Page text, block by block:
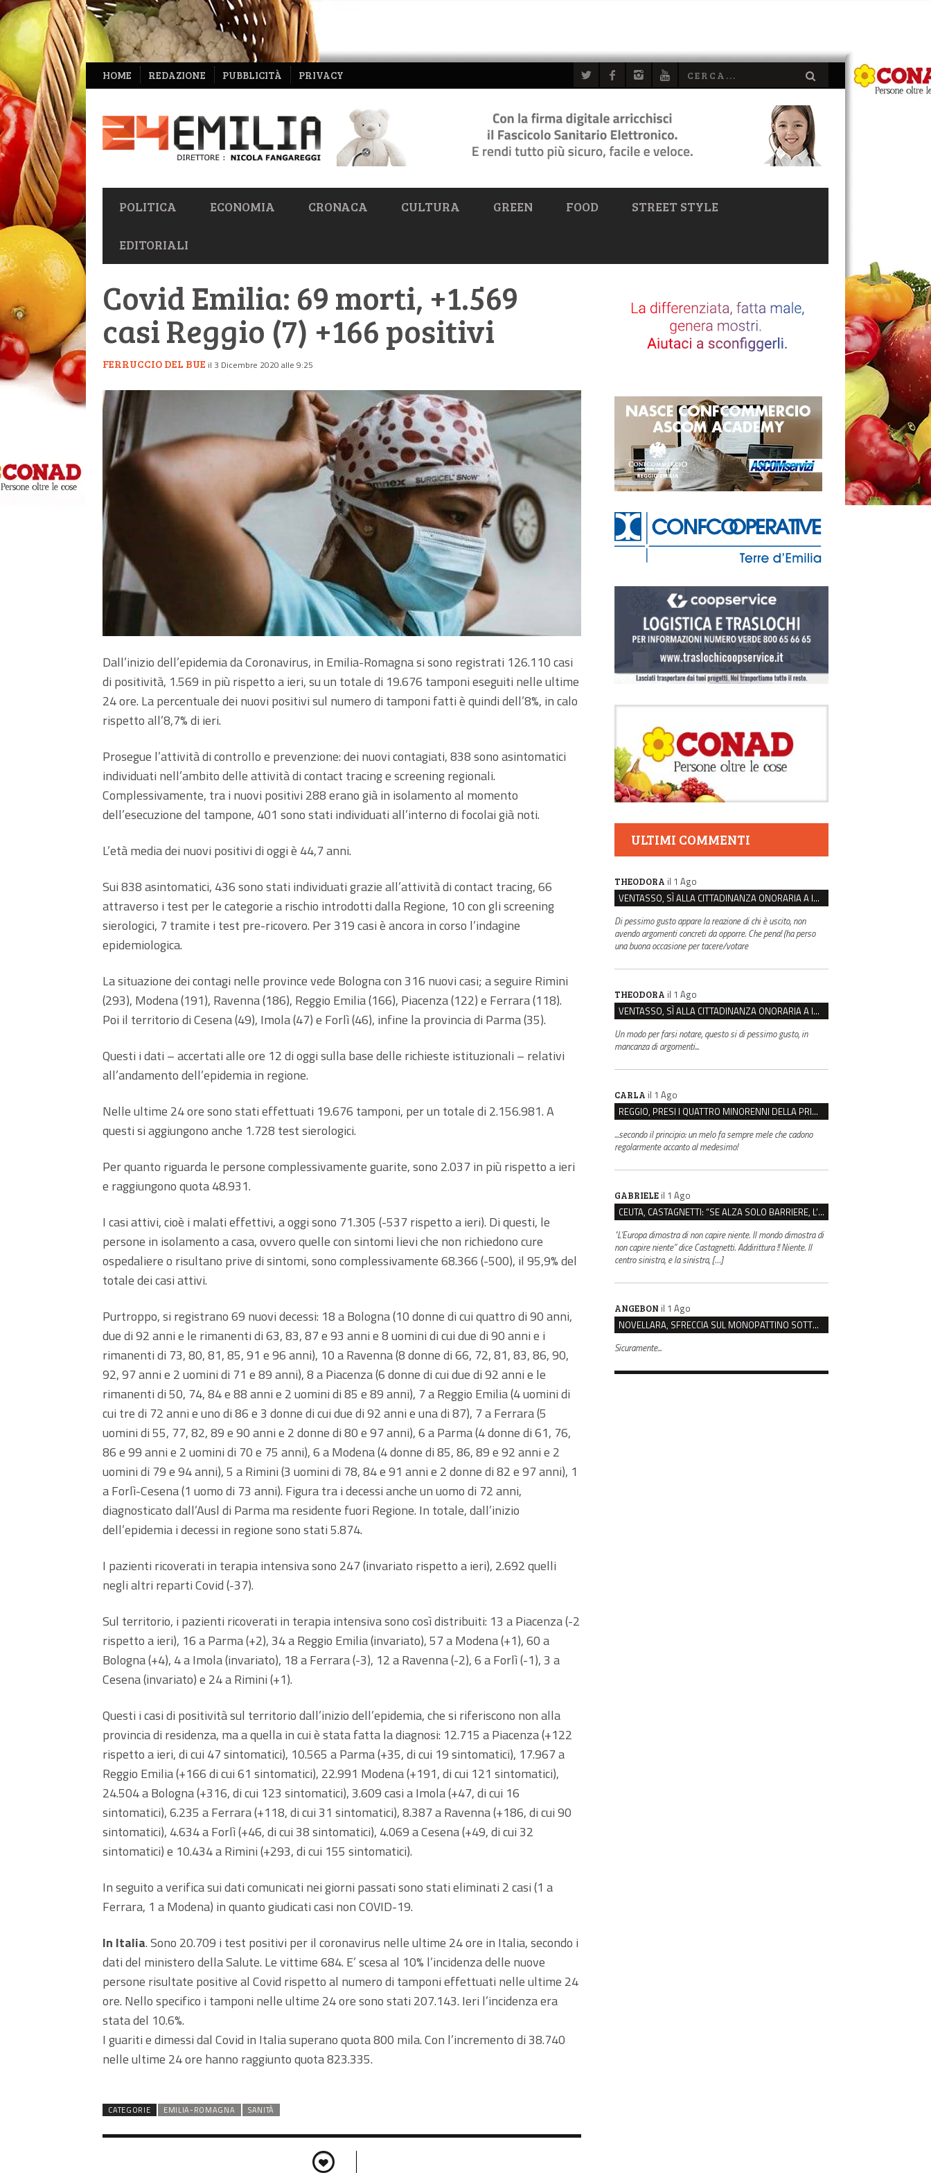
NAVIGAZIONE
SECONDARIA
HOME REDAZIONE PUBBLICITÀ PRIVACY
NAVIGAZIONE
PRIMARIA
POLITICA ECONOMIA CRONACA CULTURA GREEN FOOD STREET STYLE
EDITORIALI
Covid Emilia: 69 morti, +1.569
casi Reggio (7) +166 positivi
FERRUCCIO DEL BUE il 3 Dicembre 2020 alle 9:25
Dall’inizio dell’epidemia da Coronavirus, in Emilia-Romagna si sono registrati 126.110 casi
di positività, 1.569 in più rispetto a ieri, su un totale di 19.676 tamponi eseguiti nelle ultime
24 ore. La percentuale dei nuovi positivi sul numero di tamponi fatti è quindi dell’8%, in calo
rispetto all’8,7% di ieri.
Prosegue l’attività di controllo e prevenzione: dei nuovi contagiati, 838 sono asintomatici
individuati nell’ambito delle attività di contact tracing e screening regionali.
Complessivamente, tra i nuovi positivi 288 erano già in isolamento al momento
dell’esecuzione del tampone, 401 sono stati individuati all’interno di focolai già noti.
L’età media dei nuovi positivi di oggi è 44,7 anni.
Sui 838 asintomatici, 436 sono stati individuati grazie all’attività di contact tracing, 66
attraverso i test per le categorie a rischio introdotti dalla Regione, 10 con gli screening
sierologici, 7 tramite i test pre-ricovero. Per 319 casi è ancora in corso l’indagine
epidemiologica.
La situazione dei contagi nelle province vede Bologna con 316 nuovi casi; a seguire Rimini
(293), Modena (191), Ravenna (186), Reggio Emilia (166), Piacenza (122) e Ferrara (118).
Poi il territorio di Cesena (49), Imola (47) e Forlì (46), infine la provincia di Parma (35).
Questi i dati – accertati alle ore 12 di oggi sulla base delle richieste istituzionali – relativi
all’andamento dell’epidemia in regione.
Nelle ultime 24 ore sono stati effettuati 19.676 tamponi, per un totale di 2.156.981. A
questi si aggiungono anche 1.728 test sierologici.
Per quanto riguarda le persone complessivamente guarite, sono 2.037 in più rispetto a ieri
e raggiungono quota 48.931.
I casi attivi, cioè i malati effettivi, a oggi sono 71.305 (-537 rispetto a ieri). Di questi, le
persone in isolamento a casa, ovvero quelle con sintomi lievi che non richiedono cure
ospedaliere o risultano prive di sintomi, sono complessivamente 68.366 (-500), il 95,9% del
totale dei casi attivi.
Purtroppo, si registrano 69 nuovi decessi: 18 a Bologna (10 donne di cui quattro di 90 anni,
due di 92 anni e le rimanenti di 63, 83, 87 e 93 anni e 8 uomini di cui due di 90 anni e i
rimanenti di 73, 80, 81, 85, 91 e 96 anni), 10 a Ravenna (8 donne di 66, 72, 81, 83, 86, 90,
92, 97 anni e 2 uomini di 71 e 89 anni), 8 a Piacenza (6 donne di cui due di 92 anni e le
rimanenti di 50, 74, 84 e 88 anni e 2 uomini di 85 e 89 anni), 7 a Reggio Emilia (4 uomini di
cui tre di 72 anni e uno di 86 e 3 donne di cui due di 92 anni e una di 87), 7 a Ferrara (5
uomini di 55, 77, 82, 89 e 90 anni e 2 donne di 80 e 97 anni), 6 a Parma (4 donne di 61, 76,
86 e 99 anni e 2 uomini di 70 e 75 anni), 6 a Modena (4 donne di 85, 86, 89 e 92 anni e 2
uomini di 79 e 94 anni), 5 a Rimini (3 uomini di 78, 84 e 91 anni e 2 donne di 82 e 97 anni), 1
a Forlì-Cesena (1 uomo di 73 anni). Figura tra i decessi anche un uomo di 72 anni,
diagnosticato dall’Ausl di Parma ma residente fuori Regione. In totale, dall’inizio
dell’epidemia i decessi in regione sono stati 5.874.
I pazienti ricoverati in terapia intensiva sono 247 (invariato rispetto a ieri), 2.692 quelli
negli altri reparti Covid (-37).
Sul territorio, i pazienti ricoverati in terapia intensiva sono così distribuiti: 13 a Piacenza (-2
rispetto a ieri), 16 a Parma (+2), 34 a Reggio Emilia (invariato), 57 a Modena (+1), 60 a
Bologna (+4), 4 a Imola (invariato), 18 a Ferrara (-3), 12 a Ravenna (-2), 6 a Forlì (-1), 3 a
Cesena (invariato) e 24 a Rimini (+1).
Questi i casi di positività sul territorio dall’inizio dell’epidemia, che si riferiscono non alla
provincia di residenza, ma a quella in cui è stata fatta la diagnosi: 12.715 a Piacenza (+122
rispetto a ieri, di cui 47 sintomatici), 10.565 a Parma (+35, di cui 19 sintomatici), 17.967 a
Reggio Emilia (+166 di cui 61 sintomatici), 22.991 Modena (+191, di cui 121 sintomatici),
24.504 a Bologna (+316, di cui 123 sintomatici), 3.609 casi a Imola (+47, di cui 16
sintomatici), 6.235 a Ferrara (+118, di cui 31 sintomatici), 8.387 a Ravenna (+186, di cui 90
sintomatici), 4.634 a Forlì (+46, di cui 38 sintomatici), 4.069 a Cesena (+49, di cui 32
sintomatici) e 10.434 a Rimini (+293, di cui 155 sintomatici).
In seguito a verifica sui dati comunicati nei giorni passati sono stati eliminati 2 casi (1 a
Ferrara, 1 a Modena) in quanto giudicati casi non COVID-19.
In Italia. Sono 20.709 i test positivi per il coronavirus nelle ultime 24 ore in Italia, secondo i
dati del ministero della Salute. Le vittime 684. E’ scesa al 10% l’incidenza delle nuove
persone risultate positive al Covid rispetto al numero di tamponi effettuati nelle ultime 24
ore. Nello specifico i tamponi nelle ultime 24 ore sono stati 207.143. Ieri l’incidenza era
stata del 10.6%.
I guariti e dimessi dal Covid in Italia superano quota 800 mila. Con l’incremento di 38.740
nelle ultime 24 ore hanno raggiunto quota 823.335.
CATEGORIE EMILIA-ROMAGNA SANITÀ
ULTIMI COMMENTI
THEODORA il 1 Ago
VENTASSO, SÌ ALLA CITTADINANZA ONORARIA A IVA ZANICCHI. MA BARGIACCHI: “È DI PESSIMO GUSTO”
Di pessimo gusto appare la reazione di chi è uscito, non
avendo argomenti concreti da opporre. Che pena! (ha perso
una buona occasione per tacere/votare
THEODORA il 1 Ago
VENTASSO, SÌ ALLA CITTADINANZA ONORARIA A IVA ZANICCHI. MA BARGIACCHI: “È DI PESSIMO GUSTO”
Un modo per farsi notare, questo si di pessimo gusto, in
mancanza di argomenti...
CARLA il 1 Ago
REGGIO, PRESI I QUATTRO MINORENNI DELLA PRIMA RAPINA ALLA FARMACIA DI COVIOLO
...secondo il principio: un melo fa sempre mele che cadono
regolarmente accanto al medesimo!
GABRIELE il 1 Ago
CEUTA, CASTAGNETTI: “SE ALZA SOLO BARRIERE, L’EUROPA DIMOSTRA DI NON CAPIRE NIENTE”
"L’Europa dimostra di non capire niente. Il mondo dimostra di
non capire niente” dice Castagnetti. Addirittura !! Niente. Il
centro sinistra, e la sinistra, […]
ANGEBON il 1 Ago
NOVELLARA, SFRECCIA SUL MONOPATTINO SOTTO I PORTICI E AGGREDISCE CHI LO RIMPROVERA
Sicuramente...